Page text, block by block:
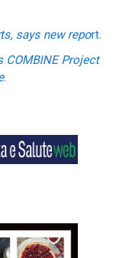
says new report.
COMBINE Project
.